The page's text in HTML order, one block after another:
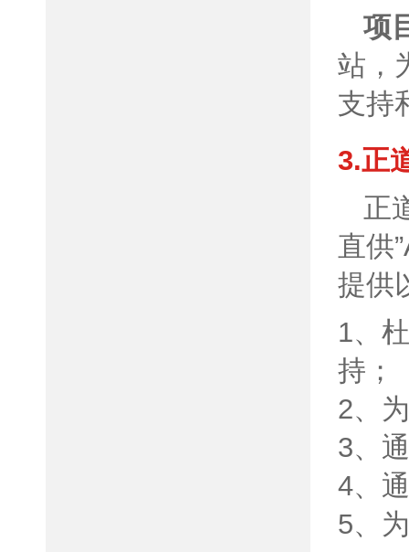
项
站，
支持
3.正
正
直供
提供
1、
持；
2、
3、
4、
5、